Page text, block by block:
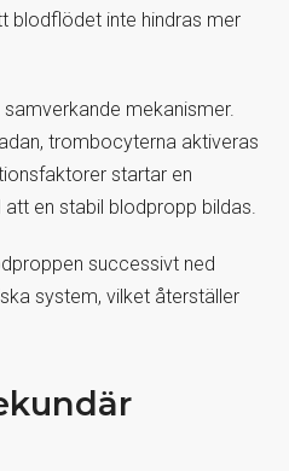
blodflödet inte hindras mer
mekanismer.
trombocyterna aktiveras
startar en
en stabil blodpropp bildas.
successivt ned
system, vilket återställer